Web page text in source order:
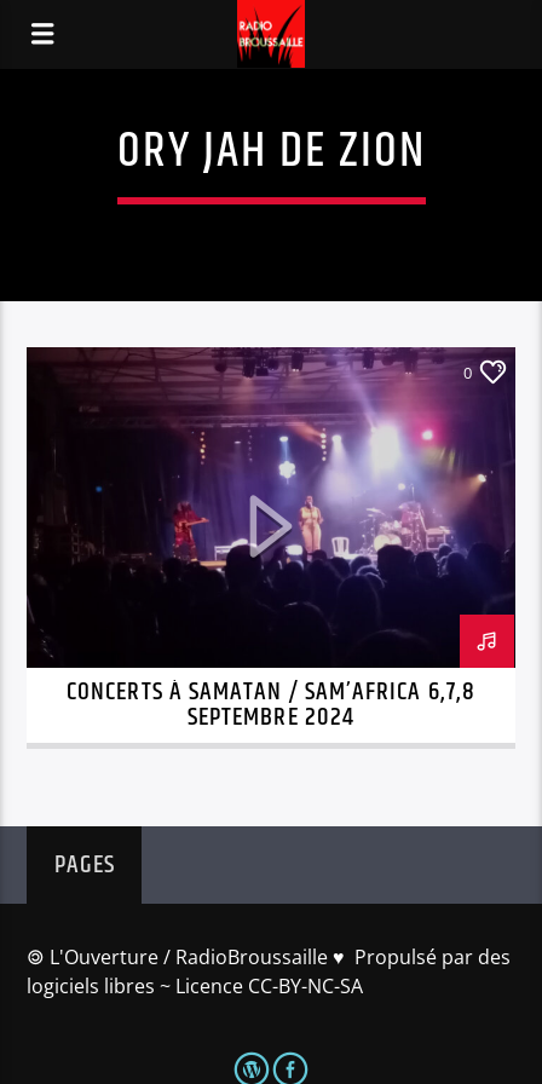
ORY JAH DE ZION
0
CONCERTS À SAMATAN / SAM’AFRICA 6,7,8
SEPTEMBRE 2024
PAGES
🄯 L'Ouverture / RadioBroussaille ♥️ Propulsé par des
logiciels libres ~ Licence CC-BY-NC-SA